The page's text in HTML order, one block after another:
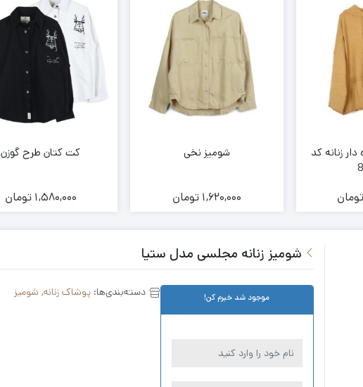
زنانه کد
تومان
شومیز نخی
1,620,000 تومان
کت کتان طرح گوزن
1,580,000 تومان
شومیز زنانه مجلسی مدل ستیا
موجود شد خبرم کن! دسته‌بندی‌ها:پوشاک زنانه, شومیز